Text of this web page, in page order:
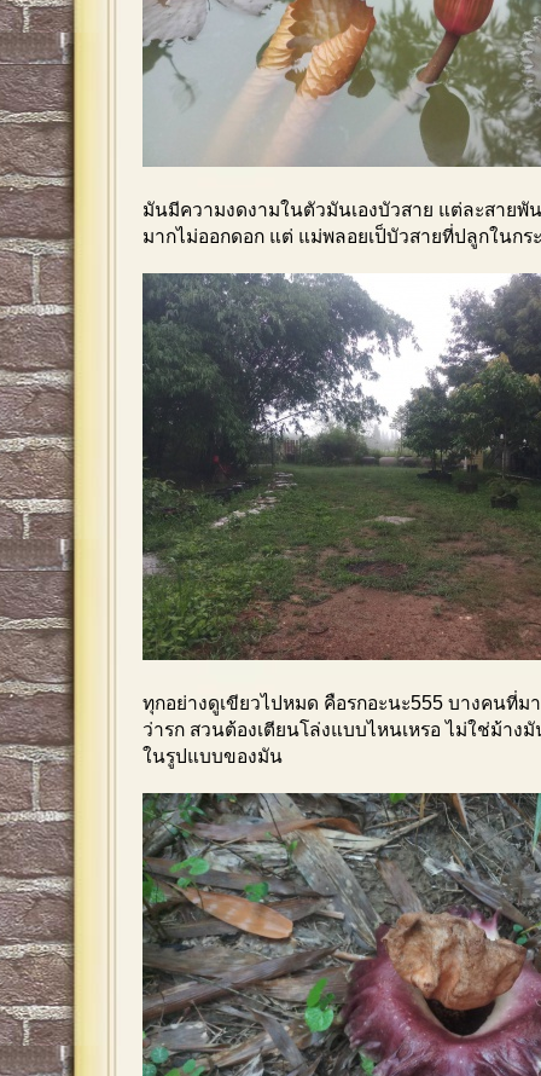
มันมีความงดงามในตัวมันเองบัวสาย แต่ละสายพั
มากไม่ออกดอก แต่ แม่พลอยเป็บัวสายที่ปลูกในกร
ทุกอย่างดูเขียวไปหมด คือรกอะนะ555 บางคนที่ม
ว่ารก สวนต้องเตียนโล่งแบบไหนเหรอ ไม่ใช่ม้าง
ในรูปแบบของมัน